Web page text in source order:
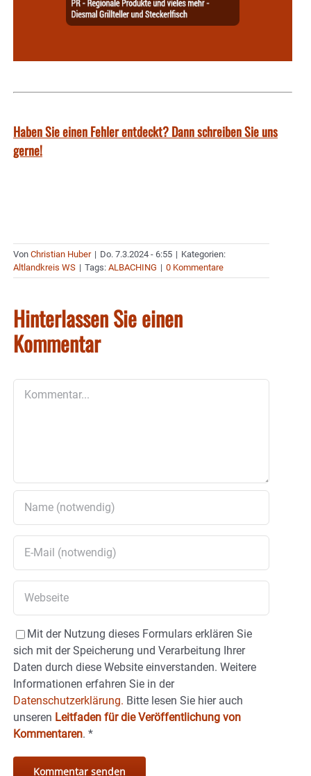
Haben Sie einen Fehler entdeckt? Dann schreiben Sie uns
gerne!
Von Christian Huber | Do. 7.3.2024 - 6:55 | Kategorien:
Altlandkreis WS | Tags: ALBACHING | 0 Kommentare
Hinterlassen Sie einen
Kommentar
Mit der Nutzung dieses Formulars erklären Sie
sich mit der Speicherung und Verarbeitung Ihrer
Daten durch diese Website einverstanden. Weitere
Informationen erfahren Sie in der
Datenschutzerklärung. Bitte lesen Sie hier auch
unseren Leitfaden für die Veröffentlichung von
Kommentaren. *